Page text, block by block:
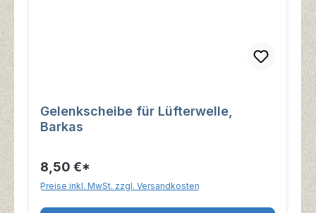
Gelenkscheibe für Lüfterwelle,
Barkas
8,50 €*
Preise inkl. MwSt. zzgl. Versandkosten